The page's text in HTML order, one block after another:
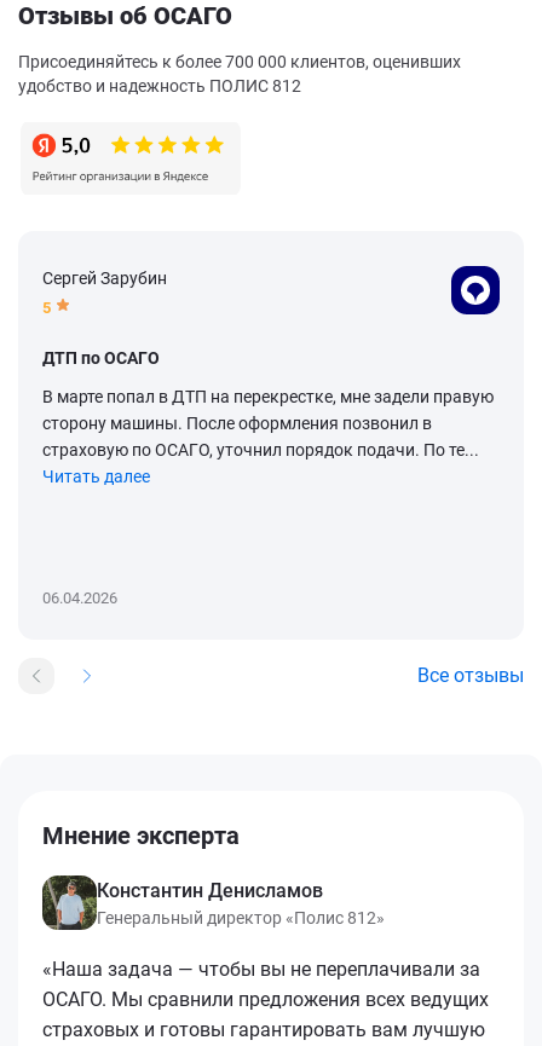
Отзывы об ОСАГО
Присоединяйтесь к более 700 000 клиентов, оценивших
удобство и надежность ПОЛИС 812
Сергей Зарубин
5
ДТП по ОСАГО
В марте попал в ДТП на перекрестке, мне задели правую
сторону машины. После оформления позвонил в
страховую по ОСАГО, уточнил порядок подачи. По те...
Читать далее
06.04.2026
Все отзывы
Мнение эксперта
Константин Денисламов
Генеральный директор «Полис 812»
«Наша задача — чтобы вы не переплачивали за
ОСАГО. Мы сравнили предложения всех ведущих
страховых и готовы гарантировать вам лучшую